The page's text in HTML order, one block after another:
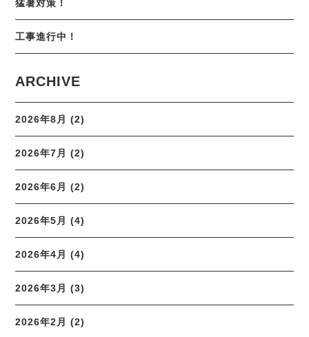
猛暑対策！
工事進行中！
ARCHIVE
2026年8月 (2)
2026年7月 (2)
2026年6月 (2)
2026年5月 (4)
2026年4月 (4)
2026年3月 (3)
2026年2月 (2)